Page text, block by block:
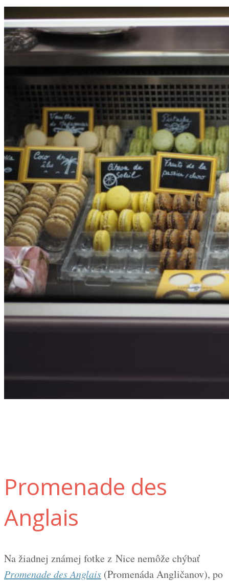
Promenade des
Anglais
Na žiadnej známej fotke z Nice nemôže chýbať
Promenade des Anglais (Promenáda Angličanov), po